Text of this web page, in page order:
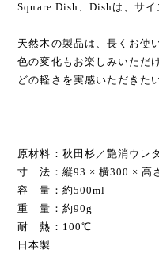
Square Dish、Dishは、サイ
天然木の製品は、長くお使
色の変化もお楽しみいただ
どの軽さを実感いただきた
原材料：秋田杉／艶消ウレ
寸 法：縦93 × 横300 × 高
容 量：約500ml
重 量：約90g
耐 熱：100℃
日本製